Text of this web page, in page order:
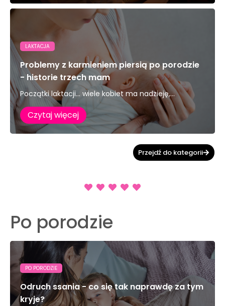
LAKTACJA
Problemy z karmieniem piersią po porodzie
- historie trzech mam
Początki laktacji… wiele kobiet ma nadzieję,...
Czytaj więcej
Przejdź do kategorii
Po porodzie
PO PORODZIE
Odruch ssania - co się tak naprawdę za tym
kryje?